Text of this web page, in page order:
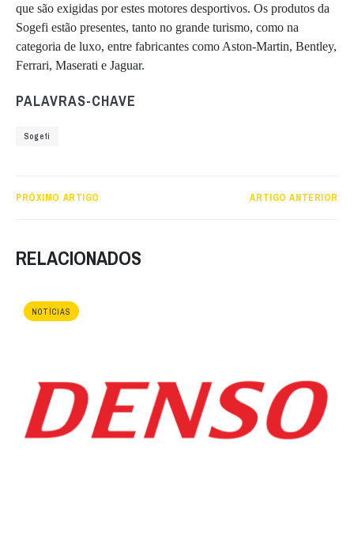
que são exigidas por estes motores desportivos. Os produtos da
Sogefi estão presentes, tanto no grande turismo, como na
categoria de luxo, entre fabricantes como Aston-Martin, Bentley,
Ferrari, Maserati e Jaguar.
PALAVRAS-CHAVE
Sogefi
PRÓXIMO ARTIGO ARTIGO ANTERIOR
RELACIONADOS
NOTÍCIAS